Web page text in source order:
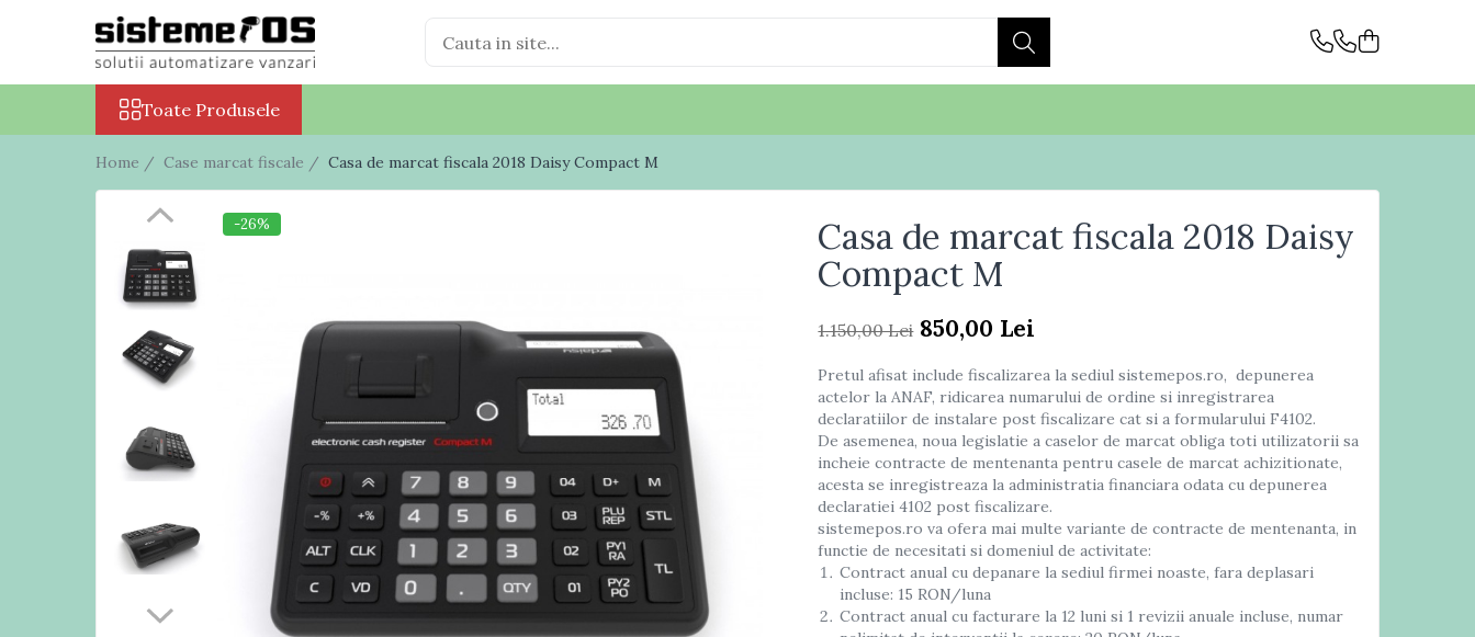
Toate Produsele
Case marcat fiscale
Cantare electronice
Cantare comerciale
Cantare incorporabile
Cantare industriale
Cantare Numaratoare
Cantare platforma
Cantare verificare
Procesare numerar
Verificatoare bancnote
Monitoare TouchScreen
Imprimante carduri
Toate Produsele
Home / Case marcat fiscale / Casa de marcat fiscala 2018 Daisy Compact M
Casa de marcat fiscala 2018 Daisy
Compact M
-26%
1.150,00 Lei 850,00 Lei
Pretul afisat include fiscalizarea la sediul sistemepos.ro, depunerea
actelor la ANAF, ridicarea numarului de ordine si inregistrarea
declaratiilor de instalare post fiscalizare cat si a formularului F4102.
De asemenea, noua legislatie a caselor de marcat obliga toti utilizatorii sa
incheie contracte de mentenanta pentru casele de marcat achizitionate,
acesta se inregistreaza la administratia financiara odata cu depunerea
declaratiei 4102 post fiscalizare.
sistemepos.ro va ofera mai multe variante de contracte de mentenanta, in
functie de necesitati si domeniul de activitate:
Contract anual cu depanare la sediul firmei noaste, fara deplasari
incluse: 15 RON/luna
Contract anual cu facturare la 12 luni si 1 revizii anuale incluse, numar